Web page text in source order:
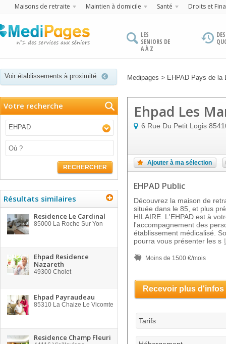
Maisons de retraite Maintien à domicile Santé Droits et
LES
SENIORS DE
A À Z
Voir établissements à proximité Medipages > EHPAD Pays de la
Votre recherche
EHPAD
RECHERCHER
Résultats similaires
Residence Le Cardinal
85000 La Roche Sur Yon
Ehpad Residence
Nazareth
49300 Cholet
Ehpad Payraudeau
85310 La Chaize Le Vicomte
Residence Champ Fleuri
Ehpad Les
6 Rue Du Petit Logis
Ajouter à ma sélection
EHPAD Public
Découvrez la maison de
située dans le 85, et plus
HILAIRE. L'EHPAD est à
l'accompagnement des
établissement médicalisé.
pourra vous présenter les s
Moins de 1500 €/mois
Recevoir plus d'infos
Tarifs